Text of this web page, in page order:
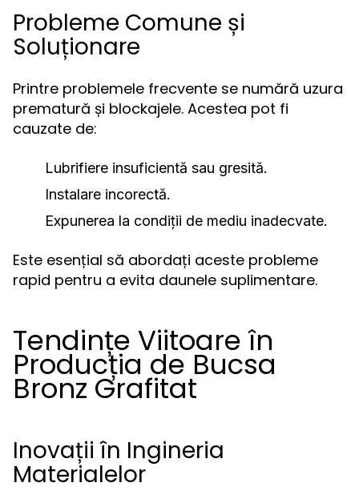
Probleme Comune și
Soluționare
Printre problemele frecvente se numără uzura
prematură și blockajele. Acestea pot fi
cauzate de:
Lubrifiere insuficientă sau gresită.
Instalare incorectă.
Expunerea la condiții de mediu inadecvate.
Este esențial să abordați aceste probleme
rapid pentru a evita daunele suplimentare.
Tendințe Viitoare în
Producția de Bucsa
Bronz Grafitat
Inovații în Ingineria
Materialelor